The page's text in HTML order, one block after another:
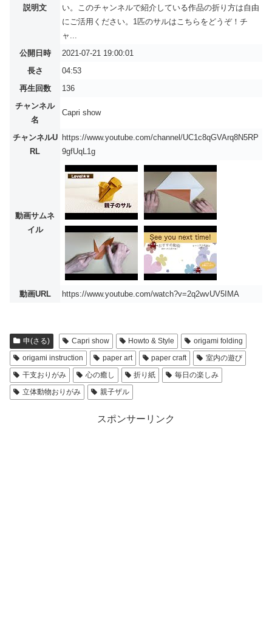
説明文
い。このチャンネルで紹介している作品の折り方は自由
にご活用ください。1匹のサルはこちらをどうぞ！チ
ャ...
公開日時
2021-07-21 19:00:01
長さ
04:53
再生回数
136
チャンネル
名
Capri show
チャンネルU
RL
https://www.youtube.com/channel/UC1c8qGVArq8N5RP
9gfUqL1g
動画サムネ
イル
動画URL https://www.youtube.com/watch?v=2q2wvUV5IMA
申(さる) Capri show Howto & Style
origami folding
origami instruction
paper art paper craft
室内の遊び
干支おりがみ
心の癒し 折り紙
毎日の楽しみ
立体動物おりがみ
親子ザル
スポンサーリンク